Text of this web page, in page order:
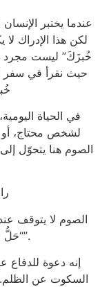
عندما يختبر
لكن هذا الإدراك
خُبزَكَ” ليست مجرد
حيث نقرأ في سفر
في الحياة
لشخص محتاج،
الصوم هنا يتحوّل
الصوم لا يتوقف
“حَلُّ قُيودِ الشَّرِّ… إِطْلاقُ المَسْحوقينَ”.
إنه دعوة للدفاع
السكوت عن الظلم.